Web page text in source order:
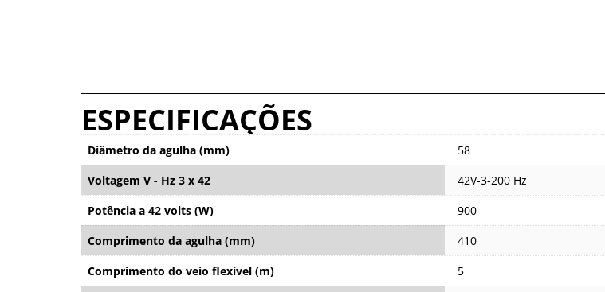
ESPECIFICAÇÕES
Diâmetro da agulha (mm)
58
Voltagem V - Hz 3 x 42
42V-3-200 Hz
Potência a 42 volts (W)
900
Comprimento da agulha (mm)
410
Comprimento do veio flexível (m)
5